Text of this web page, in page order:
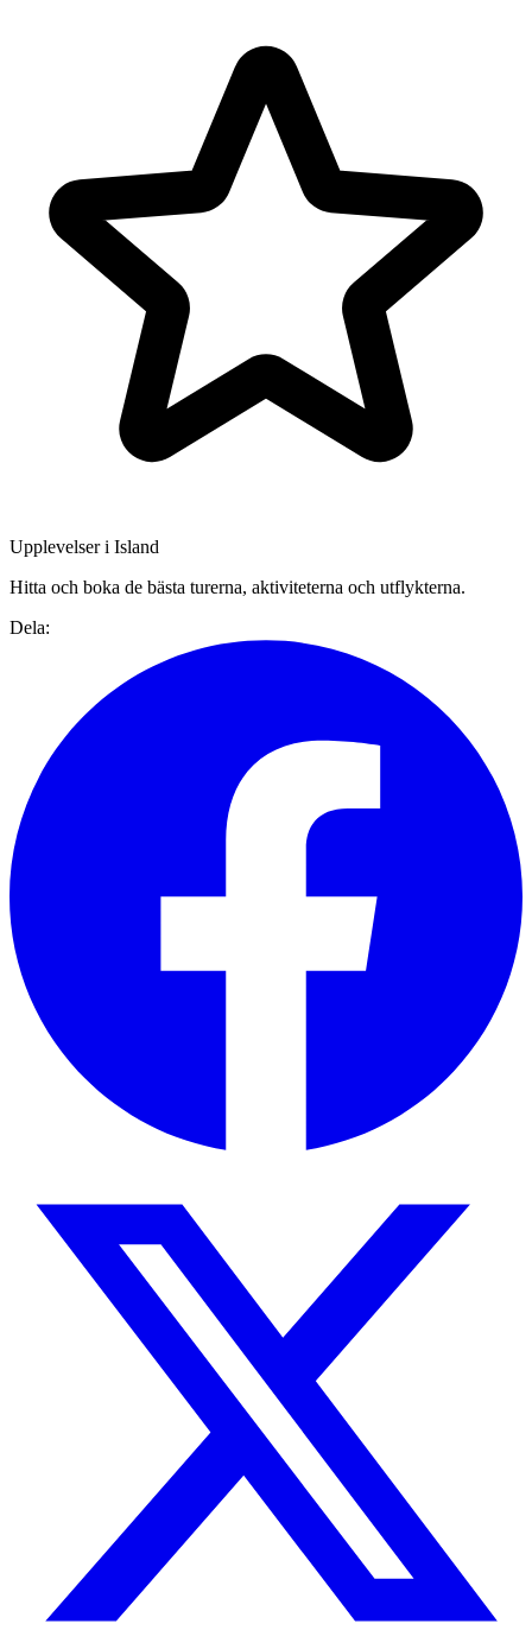
Upplevelser i Island
Hitta och boka de bästa turerna, aktiviteterna och utflykterna.
Dela: